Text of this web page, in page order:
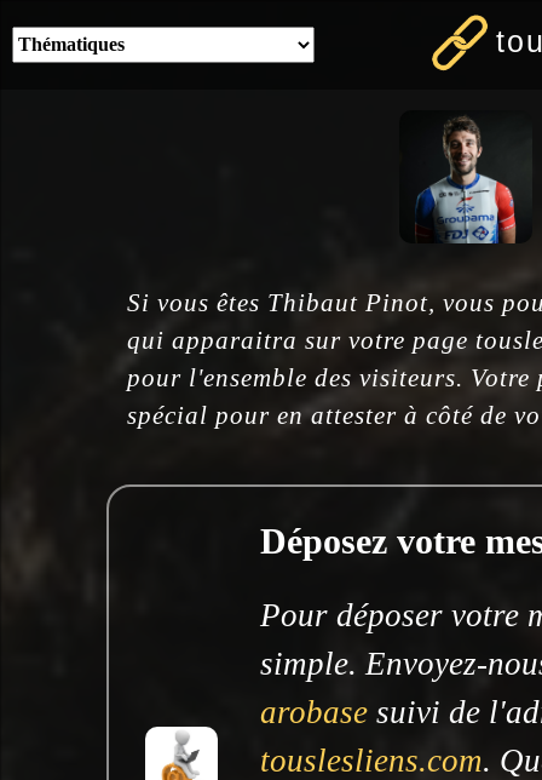
Si vous êtes Thibaut Pinot, vous
qui apparaitra sur votre page
pour l'ensemble des visiteurs.
spécial pour en attester à côté de
Déposez votre
Pour déposer votre
simple. Envoyez-
arobase suivi de
touslesliens.com.